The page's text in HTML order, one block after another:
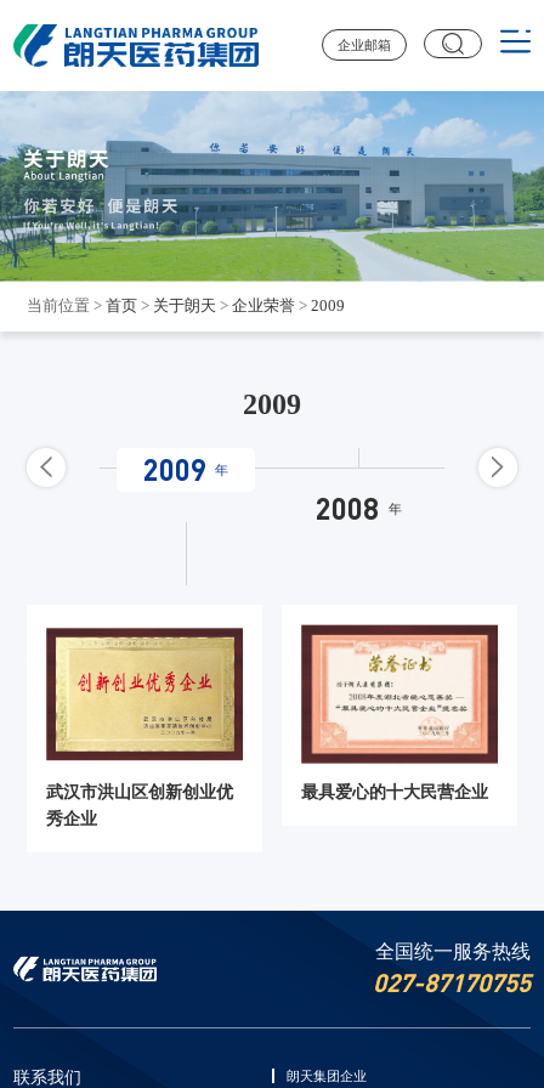
企业邮箱
当前位置 > 首页 > 关于朗天 >企业荣誉 >2009
2009
2009 年
2008 年
武汉市洪山区创新创业优
秀企业
最具爱心的十大民营企业
全国统一服务热线
027-87170755
联系我们 朗天集团企业